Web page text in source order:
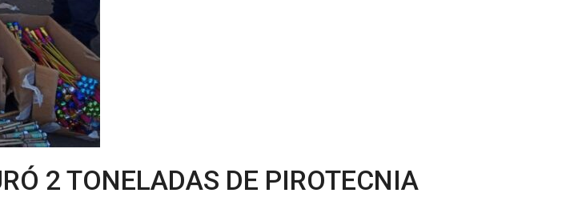
2 TONELADAS DE PIROTECNIA